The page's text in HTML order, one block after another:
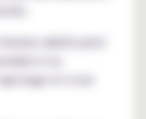
adulte peut
à sa
et à son